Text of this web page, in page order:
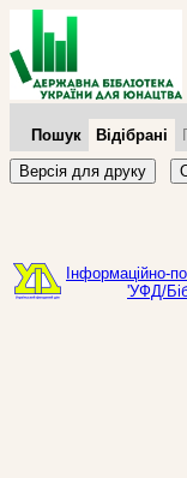
Пошук Відібрані
Версія для друку
Інформаційно-
'УФД/